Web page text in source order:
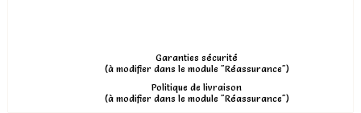
Garanties sécurité
(à modifier dans le module "Réassurance")
Politique de livraison
(à modifier dans le module "Réassurance")